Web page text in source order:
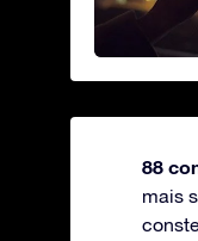
88
mais